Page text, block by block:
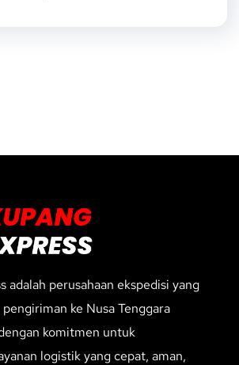
adalah perusahaan ekspedisi yang
ke Nusa Tenggara
komitmen untuk
logistik yang cepat, aman,